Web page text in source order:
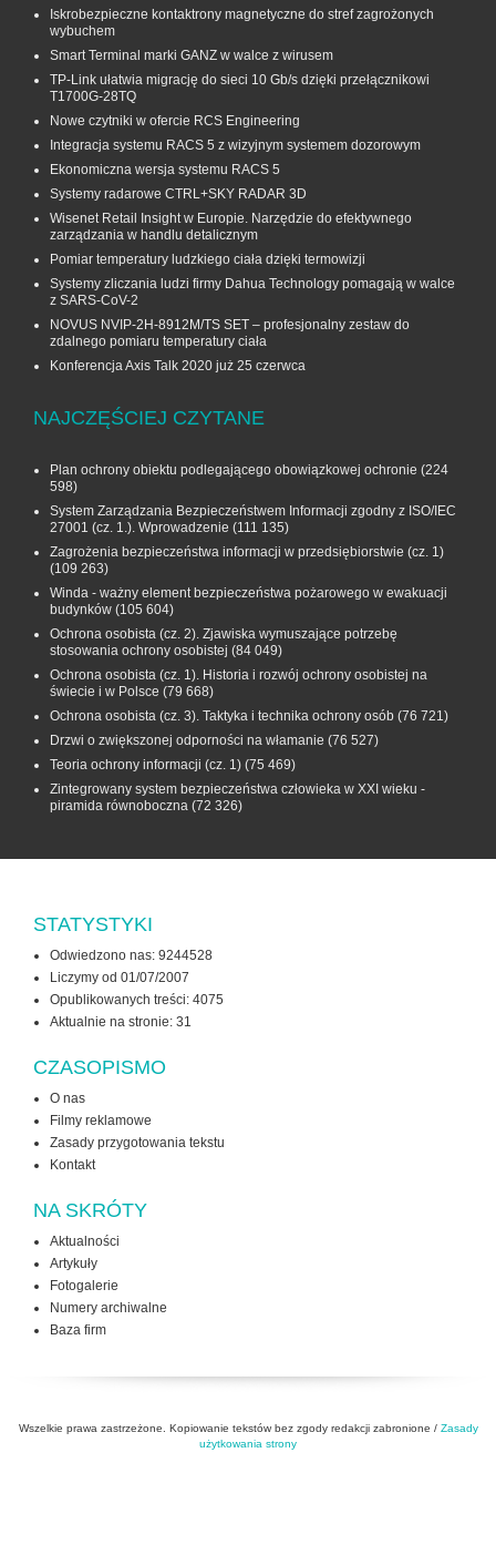
Iskrobezpieczne kontaktrony magnetyczne do stref zagrożonych
wybuchem
Smart Terminal marki GANZ w walce z wirusem
TP-Link ułatwia migrację do sieci 10 Gb/s dzięki przełącznikowi
T1700G‑28TQ
Nowe czytniki w ofercie RCS Engineering
Integracja systemu RACS 5 z wizyjnym systemem dozorowym
Ekonomiczna wersja systemu RACS 5
Systemy radarowe CTRL+SKY RADAR 3D
Wisenet Retail Insight w Europie. Narzędzie do efektywnego
zarządzania w handlu detalicznym
Pomiar temperatury ludzkiego ciała dzięki termowizji
Systemy zliczania ludzi firmy Dahua Technology pomagają w walce
z SARS-CoV-2
NOVUS NVIP-2H-8912M/TS SET – profesjonalny zestaw do
zdalnego pomiaru temperatury ciała
Konferencja Axis Talk 2020 już 25 czerwca
NAJCZĘŚCIEJ CZYTANE
Plan ochrony obiektu podlegającego obowiązkowej ochronie (224
598)
System Zarządzania Bezpieczeństwem Informacji zgodny z ISO/IEC
27001 (cz. 1.). Wprowadzenie (111 135)
Zagrożenia bezpieczeństwa informacji w przedsiębiorstwie (cz. 1)
(109 263)
Winda - ważny element bezpieczeństwa pożarowego w ewakuacji
budynków (105 604)
Ochrona osobista (cz. 2). Zjawiska wymuszające potrzebę
stosowania ochrony osobistej (84 049)
Ochrona osobista (cz. 1). Historia i rozwój ochrony osobistej na
świecie i w Polsce (79 668)
Ochrona osobista (cz. 3). Taktyka i technika ochrony osób (76 721)
Drzwi o zwiększonej odporności na włamanie (76 527)
Teoria ochrony informacji (cz. 1) (75 469)
Zintegrowany system bezpieczeństwa człowieka w XXI wieku -
piramida równoboczna (72 326)
STATYSTYKI
Odwiedzono nas: 9244528
Liczymy od 01/07/2007
Opublikowanych treści: 4075
Aktualnie na stronie: 31
CZASOPISMO
O nas
Filmy reklamowe
Zasady przygotowania tekstu
Kontakt
NA SKRÓTY
Aktualności
Artykuły
Fotogalerie
Numery archiwalne
Baza firm
Wszelkie prawa zastrzeżone. Kopiowanie tekstów bez zgody redakcji zabronione / Zasady
użytkowania strony